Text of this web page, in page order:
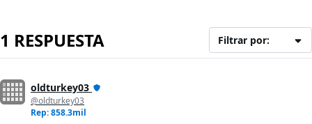
1 RESPUESTA Filtrar por:
oldturkey03
@oldturkey03
Rep: 858.3mil